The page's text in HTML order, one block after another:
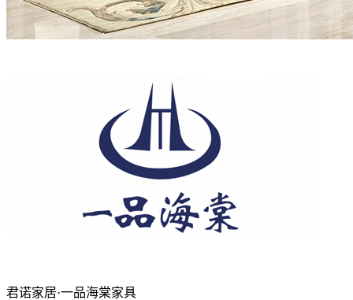
君诺家居·一品海棠家具